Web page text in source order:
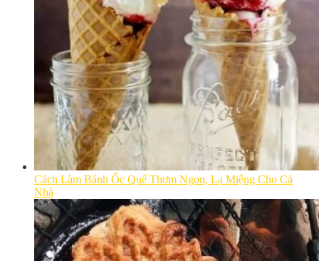
Cách Làm Bánh Ốc Quế Thơm Ngon, Lạ Miệng Cho Cả
Nhà